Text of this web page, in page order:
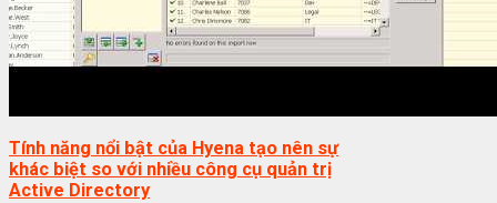
Tính năng nổi bật của Hyena tạo nên sự
khác biệt so với nhiều công cụ quản trị
Active Directory